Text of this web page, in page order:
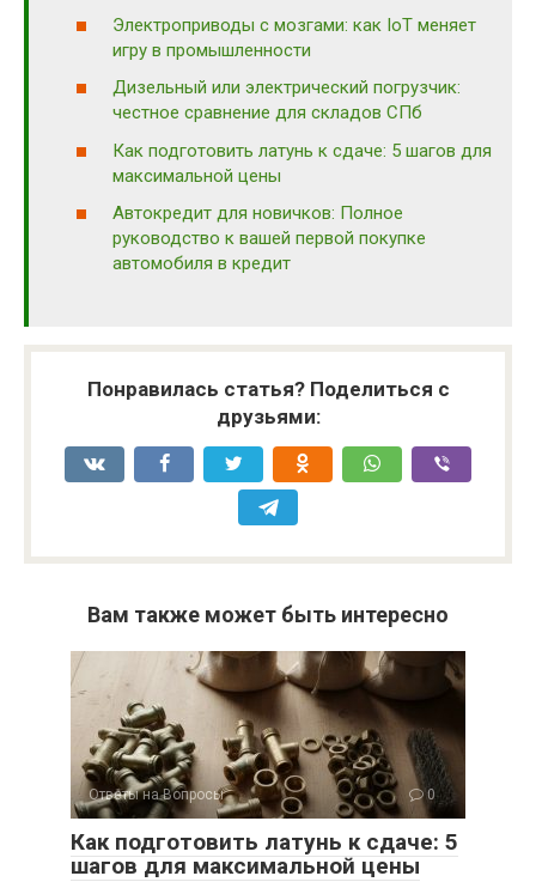
Электроприводы с мозгами: как IoT меняет
игру в промышленности
Дизельный или электрический погрузчик:
честное сравнение для складов СПб
Как подготовить латунь к сдаче: 5 шагов для
максимальной цены
Автокредит для новичков: Полное
руководство к вашей первой покупке
автомобиля в кредит
Понравилась статья? Поделиться с
друзьями:
Вам также может быть интересно
Ответы на Вопросы 0
Как подготовить латунь к сдаче: 5
шагов для максимальной цены